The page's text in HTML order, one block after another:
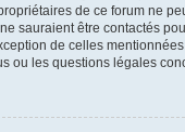
de ce forum ne
sauraient être contactés
de celles
ou les questions légales